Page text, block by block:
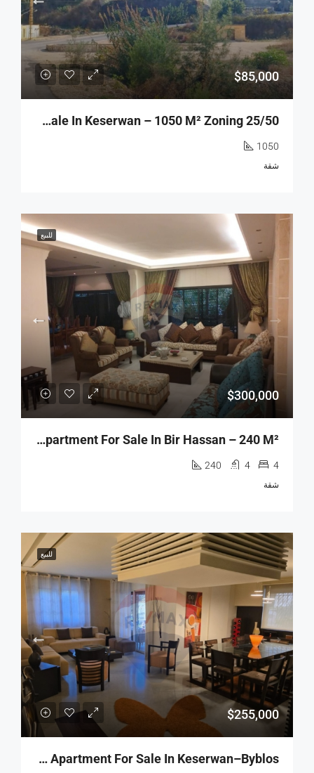
$85,000
R9-2902 Land For Sale In Keserwan – 1050 M² Zoning 25/50
1050
شقة
للبيع
$300,000
R9-2855 Furnished Apartment For Sale In Bir Hassan – 240 M²
4
4
240
شقة
للبيع
$255,000
R9-2823 Fully Furnished Apartment For Sale In Keserwan–Byblos